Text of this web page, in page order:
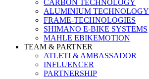
CARBON TECHNOLOGY
ALUMINIUM TECHNOLOGY
FRAME-TECHNOLOGIES
SHIMANO E-BIKE SYSTEMS
MAHLE EBIKEMOTION
TEAM & PARTNER
ATLETI & AMBASSADOR
INFLUENCER
PARTNERSHIP